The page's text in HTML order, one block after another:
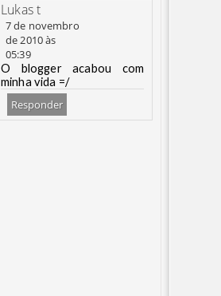
Lukas t
7 de novembro
de 2010 às
05:39
O blogger acabou com
minha vida =/
Responder